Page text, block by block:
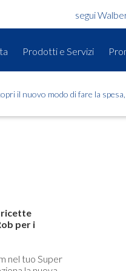
segui
Prodotti e Servizi
il nuovo modo di fare la
ricette
per i
nel tuo Super